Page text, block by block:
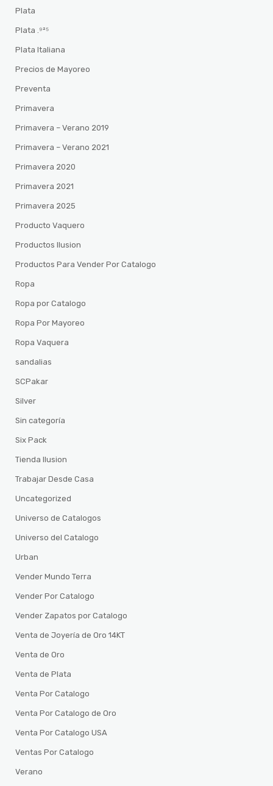
Plata
Plata .⁹²⁵
Plata Italiana
Precios de Mayoreo
Preventa
Primavera
Primavera – Verano 2019
Primavera – Verano 2021
Primavera 2020
Primavera 2021
Primavera 2025
Producto Vaquero
Productos Ilusion
Productos Para Vender Por Catalogo
Ropa
Ropa por Catalogo
Ropa Por Mayoreo
Ropa Vaquera
sandalias
SCPakar
Silver
Sin categoría
Six Pack
Tienda Ilusion
Trabajar Desde Casa
Uncategorized
Universo de Catalogos
Universo del Catalogo
Urban
Vender Mundo Terra
Vender Por Catalogo
Vender Zapatos por Catalogo
Venta de Joyería de Oro 14KT
Venta de Oro
Venta de Plata
Venta Por Catalogo
Venta Por Catalogo de Oro
Venta Por Catalogo USA
Ventas Por Catalogo
Verano